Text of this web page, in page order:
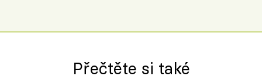
Přečtěte si také